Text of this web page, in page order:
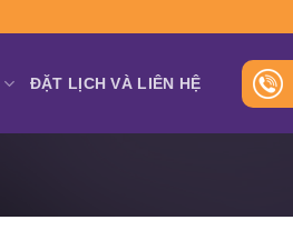
ĐẶT LỊCH VÀ LIÊN HỆ